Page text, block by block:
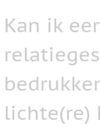
Kan ik
lichte(re)